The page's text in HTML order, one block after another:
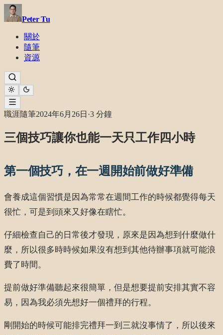
Peter Tu
關於
隨筆
資源
職涯隨筆2024年6月26日 ·3 分鐘
三個技巧讓你也能一天只工作四小時
第一個技巧，在一週開始前做好準備
會養成這個習慣是因為常常在週間工作的時候都覺得每天
很忙，可是到頭來又好像在瞎忙。
仔細檢查自己的日常後才發現，原來是因為想到什麼做什
麼，所以很多時時候如果沒有想到其他待辦事項就可能浪
費了時間。
提前做好準備聽起來很簡單，但是想要提前安排其實不容
易，因為我必須先想好一個禮拜的行程。
剛開始的時候可能排完禮拜一到三就沒事情了，所以後來